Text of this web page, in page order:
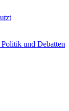
und Debatten